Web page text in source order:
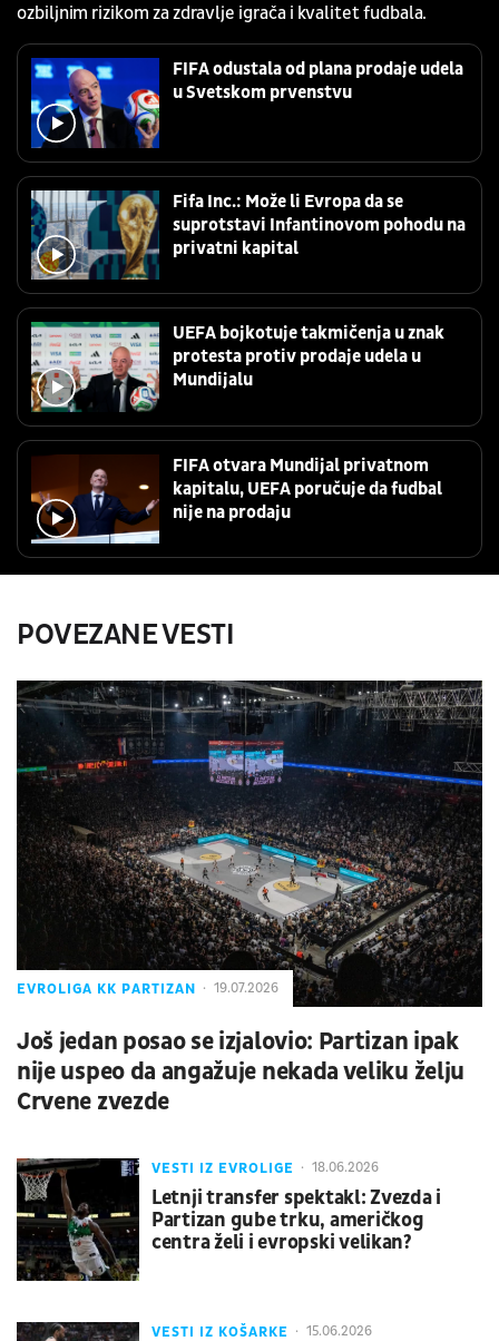
ozbiljnim rizikom za zdravlje igrača i kvalitet fudbala.
FIFA odustala od plana prodaje udela
u Svetskom prvenstvu
Fifa Inc.: Može li Evropa da se
suprotstavi Infantinovom pohodu na
privatni kapital
UEFA bojkotuje takmičenja u znak
protesta protiv prodaje udela u
Mundijalu
FIFA otvara Mundijal privatnom
kapitalu, UEFA poručuje da fudbal
nije na prodaju
POVEZANE VESTI
EVROLIGA KK PARTIZAN 19.07.2026
Još jedan posao se izjalovio: Partizan ipak
nije uspeo da angažuje nekada veliku želju
Crvene zvezde
VESTI IZ EVROLIGE 18.06.2026
Letnji transfer spektakl: Zvezda i
Partizan gube trku, američkog
centra želi i evropski velikan?
VESTI IZ KOŠARKE 15.06.2026